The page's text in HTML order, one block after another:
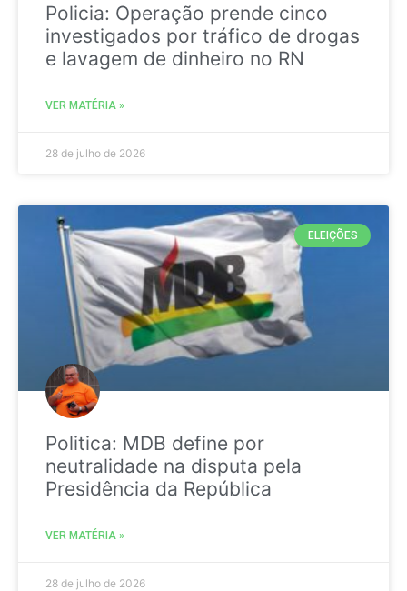
Policia: Operação prende cinco
investigados por tráfico de drogas
e lavagem de dinheiro no RN
VER MATÉRIA »
28 de julho de 2026
ELEIÇÕES
Politica: MDB define por
neutralidade na disputa pela
Presidência da República
VER MATÉRIA »
28 de julho de 2026